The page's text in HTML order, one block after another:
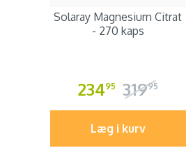
Solaray Magnesium Citrat
- 270 kaps
23495 31995
Læg i kurv